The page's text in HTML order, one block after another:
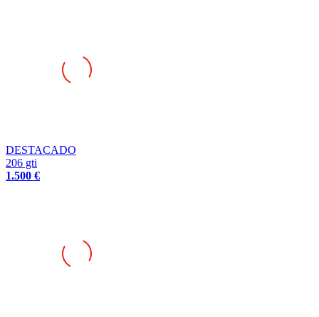
DESTACADO
206 gti
1.500 €